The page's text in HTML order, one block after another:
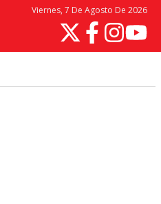
Viernes, 7 De Agosto De 2026